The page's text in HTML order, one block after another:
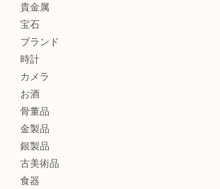
貴金属
宝石
ブランド
時計
カメラ
お酒
骨董品
金製品
銀製品
古美術品
食器